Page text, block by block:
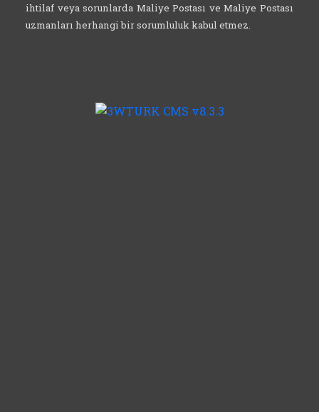
ihtilaf veya sorunlarda Maliye Postası ve Maliye Postası
uzmanları herhangi bir sorumluluk kabul etmez.